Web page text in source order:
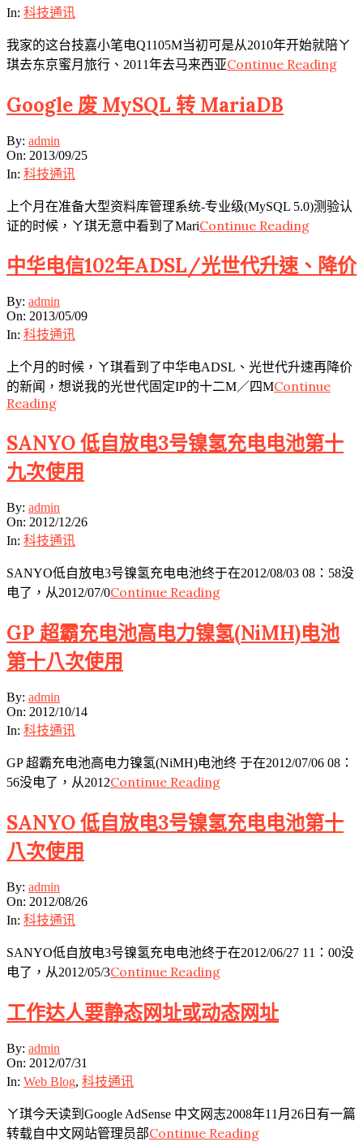
12
In: 科技通讯
我家的这台技嘉小笔电Q1105M当初可是从2010年开始就陪ㄚ
琪去东京蜜月旅行、2011年去马来西亚Continue Reading
Google 废 MySQL 转 MariaDB
2013-
09-
25
By: admin
On: 2013/09/25
In: 科技通讯
上个月在准备大型资料库管理系统-专业级(MySQL 5.0)测验认
证的时候，ㄚ琪无意中看到了MariContinue Reading
中华电信102年ADSL/光世代升速、降价
2013-
05-
09
By: admin
On: 2013/05/09
In: 科技通讯
上个月的时候，ㄚ琪看到了中华电ADSL、光世代升速再降价
的新闻，想说我的光世代固定IP的十二M／四MContinue
Reading
SANYO 低自放电3号镍氢充电电池第十
九次使用
2012-
12-
26
By: admin
On: 2012/12/26
In: 科技通讯
SANYO低自放电3号镍氢充电电池终于在2012/08/03 08：58没
电了，从2012/07/0Continue Reading
GP 超霸充电池高电力镍氢(NiMH)电池
第十八次使用
2012-
10-
14
By: admin
On: 2012/10/14
In: 科技通讯
GP 超霸充电池高电力镍氢(NiMH)电池终 于在2012/07/06 08：
56没电了，从2012Continue Reading
SANYO 低自放电3号镍氢充电电池第十
八次使用
2012-
08-
26
By: admin
On: 2012/08/26
In: 科技通讯
SANYO低自放电3号镍氢充电电池终于在2012/06/27 11：00没
电了，从2012/05/3Continue Reading
工作达人要静态网址或动态网址
2012-
07-
31
By: admin
On: 2012/07/31
In: Web Blog, 科技通讯
ㄚ琪今天读到Google AdSense 中文网志2008年11月26日有一篇
转载自中文网站管理员部Continue Reading